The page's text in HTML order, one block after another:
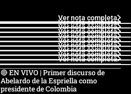
Ver nota completa
Ver nota completa
Ver nota completa
Ver nota completa
Ver nota completa
Ver nota completa
Ver nota completa
Ver nota completa
Ver nota completa
Ver nota completa
🔴 EN VIVO | Primer discurso de
Abelardo de la Espriella como
presidente de Colombia